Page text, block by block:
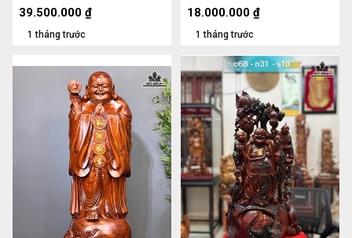
1 tháng trước
39.500.000 ₫
50 Sâu 22 (cm)
1 tháng trước
18.000.000 ₫